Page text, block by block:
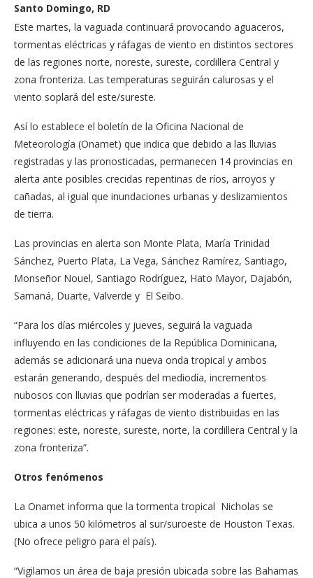
Santo Domingo, RD
Este martes, la vaguada continuará provocando aguaceros,
tormentas eléctricas y ráfagas de viento en distintos sectores
de las regiones norte, noreste, sureste, cordillera Central y
zona fronteriza. Las temperaturas seguirán calurosas y el
viento soplará del este/sureste.
Así lo establece el boletín de la Oficina Nacional de
Meteorología (Onamet) que indica que debido a las lluvias
registradas y las pronosticadas, permanecen 14 provincias en
alerta ante posibles crecidas repentinas de ríos, arroyos y
cañadas, al igual que inundaciones urbanas y deslizamientos
de tierra.
Las provincias en alerta son Monte Plata, María Trinidad
Sánchez, Puerto Plata, La Vega, Sánchez Ramírez, Santiago,
Monseñor Nouel, Santiago Rodríguez, Hato Mayor, Dajabón,
Samaná, Duarte, Valverde y El Seibo.
“Para los días miércoles y jueves, seguirá la vaguada
influyendo en las condiciones de la República Dominicana,
además se adicionará una nueva onda tropical y ambos
estarán generando, después del mediodía, incrementos
nubosos con lluvias que podrían ser moderadas a fuertes,
tormentas eléctricas y ráfagas de viento distribuidas en las
regiones: este, noreste, sureste, norte, la cordillera Central y la
zona fronteriza”.
Otros fenómenos
La Onamet informa que la tormenta tropical Nicholas se
ubica a unos 50 kilómetros al sur/suroeste de Houston Texas.
(No ofrece peligro para el país).
“Vigilamos un área de baja presión ubicada sobre las Bahamas